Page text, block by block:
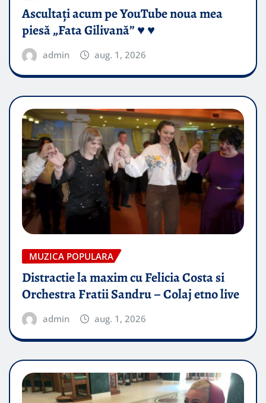
Ascultați acum pe YouTube noua mea
piesă „Fata Gilivană” ♥️ ♥️
admin aug. 1, 2026
MUZICA POPULARA
Distractie la maxim cu Felicia Costa si
Orchestra Fratii Sandru – Colaj etno live
admin aug. 1, 2026